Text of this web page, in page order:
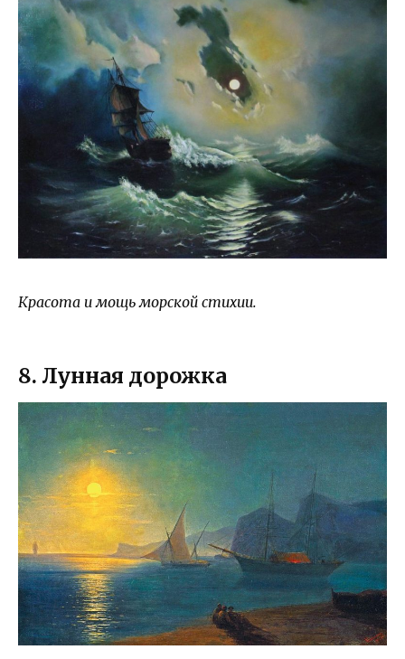
Красота и мощь морской стихии.
8. Лунная дорожка